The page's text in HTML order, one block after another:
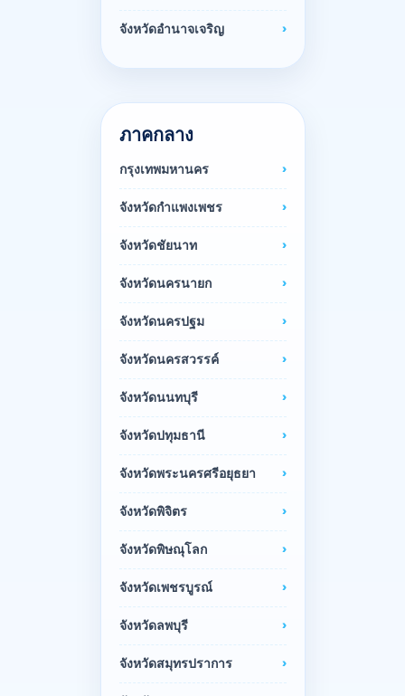
จังหวัดอำนาจเจริญ
ภาคกลาง
กรุงเทพมหานคร
จังหวัดกำแพงเพชร
จังหวัดชัยนาท
จังหวัดนครนายก
จังหวัดนครปฐม
จังหวัดนครสวรรค์
จังหวัดนนทบุรี
จังหวัดปทุมธานี
จังหวัดพระนครศรีอยุธยา
จังหวัดพิจิตร
จังหวัดพิษณุโลก
จังหวัดเพชรบูรณ์
จังหวัดลพบุรี
จังหวัดสมุทรปราการ